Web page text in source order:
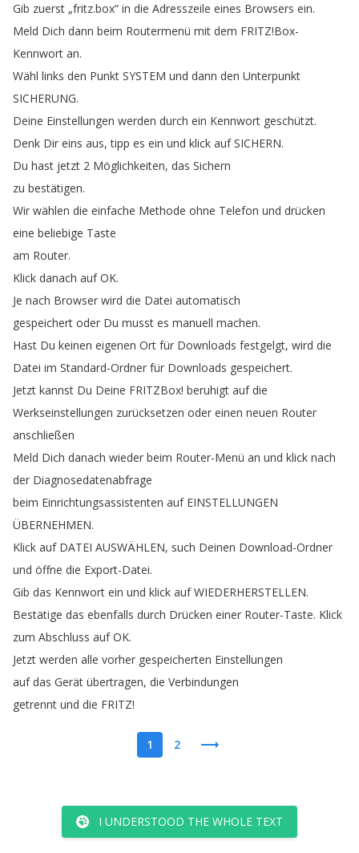
Gib zuerst „fritz.box“ in die Adresszeile eines Browsers ein.
Meld Dich dann beim Routermenü mit dem FRITZ!Box-
Kennwort an.
Wähl links den Punkt SYSTEM und dann den Unterpunkt
SICHERUNG.
Deine Einstellungen werden durch ein Kennwort geschützt.
Denk Dir eins aus,tipp es ein und klick auf SICHERN.
Du hast jetzt 2 Möglichkeiten, das Sichern
zu bestätigen.
Wir wählen die einfache Methode ohne Telefon und drücken
eine beliebige Taste
am Router.
Klick danach auf OK.
Je nach Browser wird die Datei automatisch
gespeichert oder Du musst es manuell machen.
Hast Du keinen eigenen Ort für Downloads festgelgt, wird die
Datei im Standard-Ordner für Downloads gespeichert.
Jetzt kannst Du Deine FRITZBox! beruhigt auf die
Werkseinstellungen zurücksetzen oder einen neuen Router
anschließen
Meld Dich danach wieder beim Router-Menü an und klick nach
der Diagnosedatenabfrage
beim Einrichtungsassistenten auf EINSTELLUNGEN
ÜBERNEHMEN.
Klick auf DATEI AUSWÄHLEN, such Deinen Download-Ordner
und öffne die Export-Datei.
Gib das Kennwort ein und klick auf WIEDERHERSTELLEN.
Bestätige das ebenfalls durch Drücken einer Router-Taste. Klick
zum Abschluss auf OK.
Jetzt werden alle vorher gespeicherten Einstellungen
auf das Gerät übertragen, die Verbindungen
getrennt und die FRITZ!
1 2
I UNDERSTOOD THE WHOLE TEXT